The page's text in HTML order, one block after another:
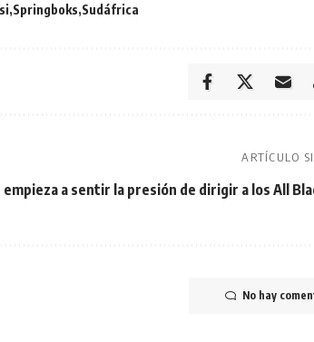
Springboks Sudáfrica
ARTÍCULO
a sentir la presión de dirigir a los All
No hay